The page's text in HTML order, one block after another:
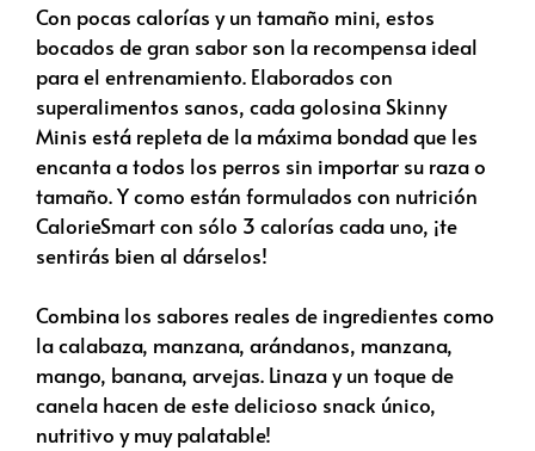
Con pocas calorías y un tamaño mini, estos
bocados de gran sabor son la recompensa ideal
para el entrenamiento. Elaborados con
superalimentos sanos, cada golosina Skinny
Minis está repleta de la máxima bondad que les
encanta a todos los perros sin importar su raza o
tamaño. Y como están formulados con nutrición
CalorieSmart con sólo 3 calorías cada uno, ¡te
sentirás bien al dárselos!
Combina los sabores reales de ingredientes como
la calabaza, manzana, arándanos, manzana,
mango, banana, arvejas. Linaza y un toque de
canela hacen de este delicioso snack único,
nutritivo y muy palatable!